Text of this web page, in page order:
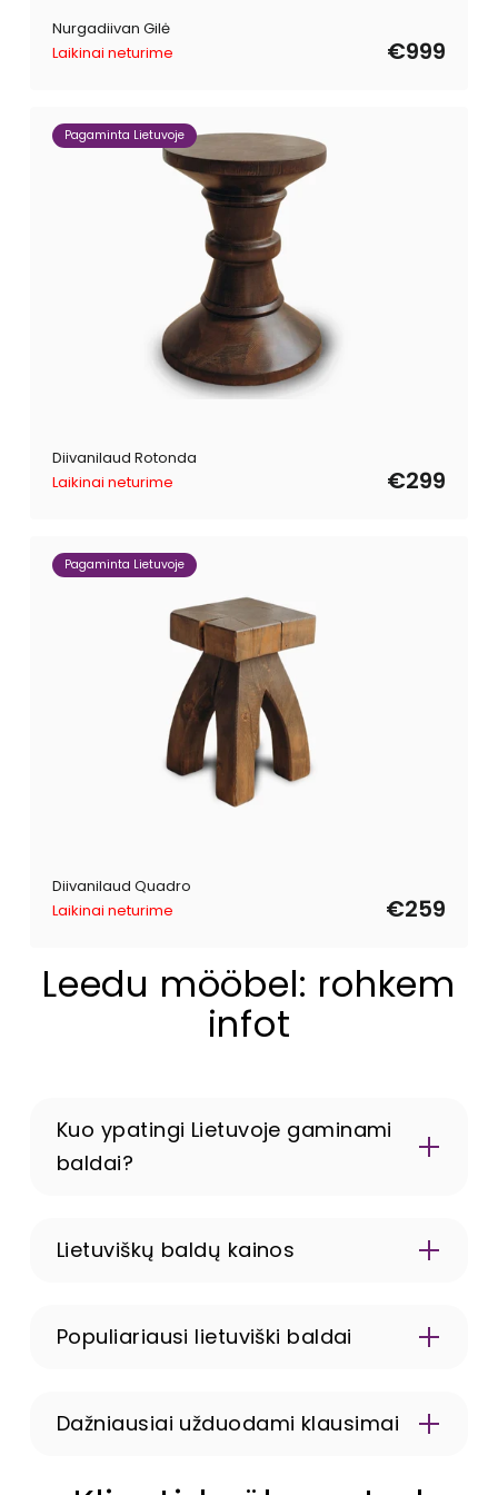
Nurgadiivan Gilė
Laikinai neturime
€999
Pagaminta Lietuvoje
Diivanilaud Rotonda
Laikinai neturime
€299
Pagaminta Lietuvoje
Diivanilaud Quadro
Laikinai neturime
€259
Leedu mööbel: rohkem
infot
Kuo ypatingi Lietuvoje gaminami
baldai?
Lietuviškų baldų kainos
Populiariausi lietuviški baldai
Dažniausiai užduodami klausimai